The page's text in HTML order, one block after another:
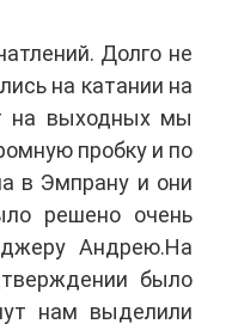
Долго не
на катании на
на выходных мы
пробку и по
в Эмпрану и они
решено очень
Андрею.На
было
нам выделили